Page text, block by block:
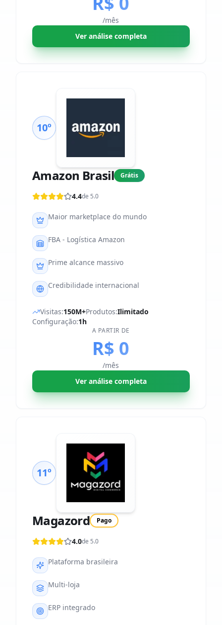
/mês
Ver análise completa
10º
Amazon Brasil Grátis
4.4de 5.0
Maior marketplace do mundo
FBA - Logística Amazon
Prime alcance massivo
Credibilidade internacional
Visitas:150M+Produtos:Ilimitado
Configuração:1h
A PARTIR DE
R$ 0
/mês
Ver análise completa
11º
Magazord Pago
4.0de 5.0
Plataforma brasileira
Multi-loja
ERP integrado